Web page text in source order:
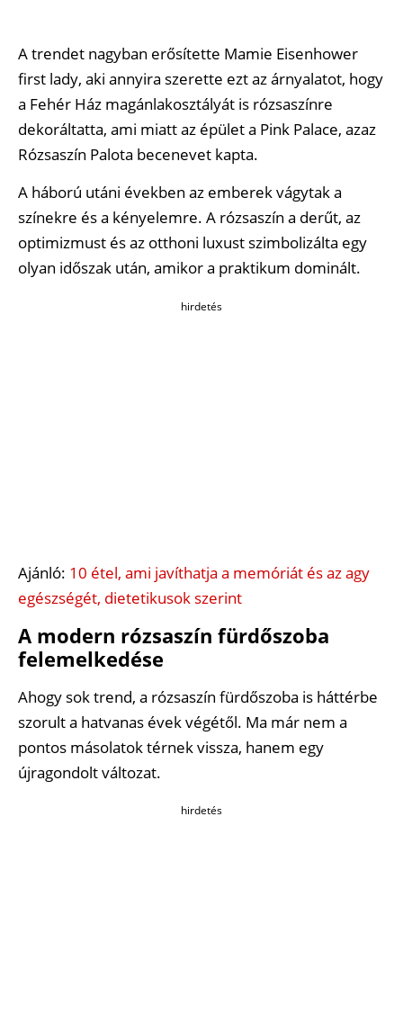
A trendet nagyban erősítette Mamie Eisenhower
first lady, aki annyira szerette ezt az árnyalatot, hogy
a Fehér Ház magánlakosztályát is rózsaszínre
dekoráltatta, ami miatt az épület a Pink Palace, azaz
Rózsaszín Palota becenevet kapta.
A háború utáni években az emberek vágytak a
színekre és a kényelemre. A rózsaszín a derűt, az
optimizmust és az otthoni luxust szimbolizálta egy
olyan időszak után, amikor a praktikum dominált.
hirdetés
Ajánló: 10 étel, ami javíthatja a memóriát és az agy
egészségét, dietetikusok szerint
A modern rózsaszín fürdőszoba
felemelkedése
Ahogy sok trend, a rózsaszín fürdőszoba is háttérbe
szorult a hatvanas évek végétől. Ma már nem a
pontos másolatok térnek vissza, hanem egy
újragondolt változat.
hirdetés